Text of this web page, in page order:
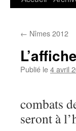
← Nîmes 2012
Publié le4 avril
combats
seront à